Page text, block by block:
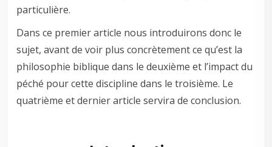
particulière.
Dans ce premier article nous introduirons donc le
sujet, avant de voir plus concrètement ce qu’est la
philosophie biblique dans le deuxième et l’impact du
péché pour cette discipline dans le troisième. Le
quatrième et dernier article servira de conclusion.